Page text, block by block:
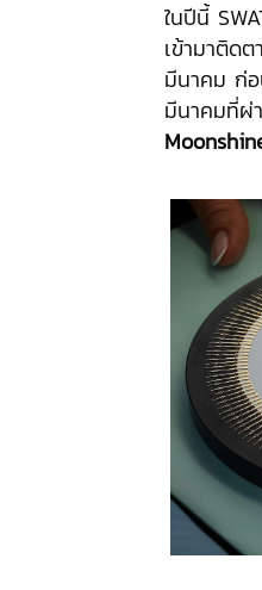
ในปีนี้
เข้ามาติด
มีนาคม ก่อ
มีนาคมที่ผ่